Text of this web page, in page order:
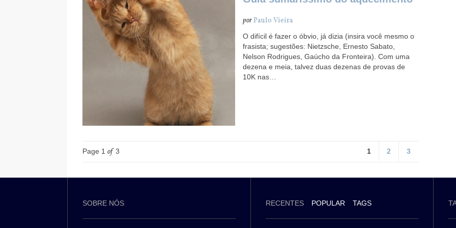
porPaulo Vieira
O difícil é fazer o óbvio, já dizia (insira você mesmo o
frasista; sugestões: Nietzsche, Ernesto Sabato,
Nelson Rodrigues, Gaúcho da Fronteira). Com uma
dezena e meia, talvez duas dezenas de provas de
10K nas…
Page 1 of3 1 2 3
SOBRE NÓS RECENTES POPULAR TAGS